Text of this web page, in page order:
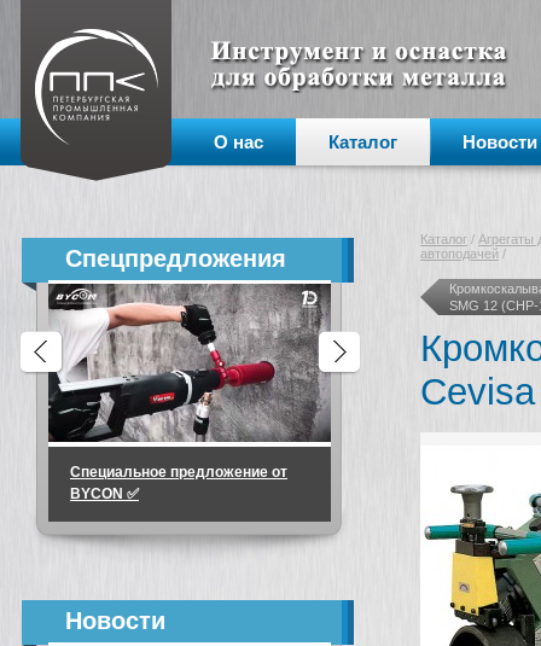
О нас Каталог Новости
Спецпредложения
Специальное предложение от
BYCON ✅
«тяжёлых» задач!
Новости
Каталог / Агрегаты
автоподачей /
SMG 12 (СНР-